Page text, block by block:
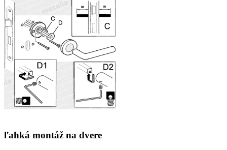
ľahká montáž na dvere